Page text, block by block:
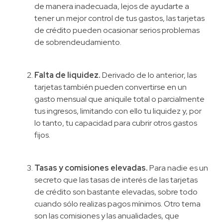
de manera inadecuada, lejos de ayudarte a
tener un mejor control de tus gastos, las tarjetas
de crédito pueden ocasionar serios problemas
de sobrendeudamiento.
Falta de liquidez.Derivado de lo anterior, las
tarjetas también pueden convertirse en un
gasto mensual que aniquile total o parcialmente
tus ingresos, limitando con ello tu liquidez y, por
lo tanto, tu capacidad para cubrir otros gastos
fijos.
Tasas y comisiones elevadas.Para nadie es un
secreto que las tasas de interés de las tarjetas
de crédito son bastante elevadas, sobre todo
cuando sólo realizas pagos mínimos. Otro tema
son las comisiones y las anualidades, que